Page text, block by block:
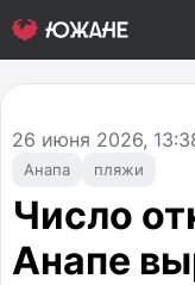
Анапа пляжи
26 июня 2026,
Число
Анапе